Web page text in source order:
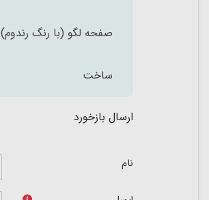
صفحه لگو (با رنگ رندوم)
ساخت
ارسال بازخورد
نام